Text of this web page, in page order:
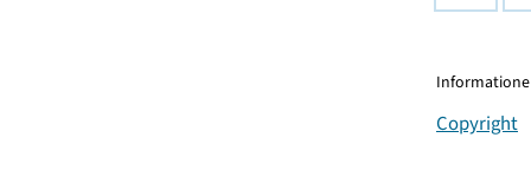
Copyright